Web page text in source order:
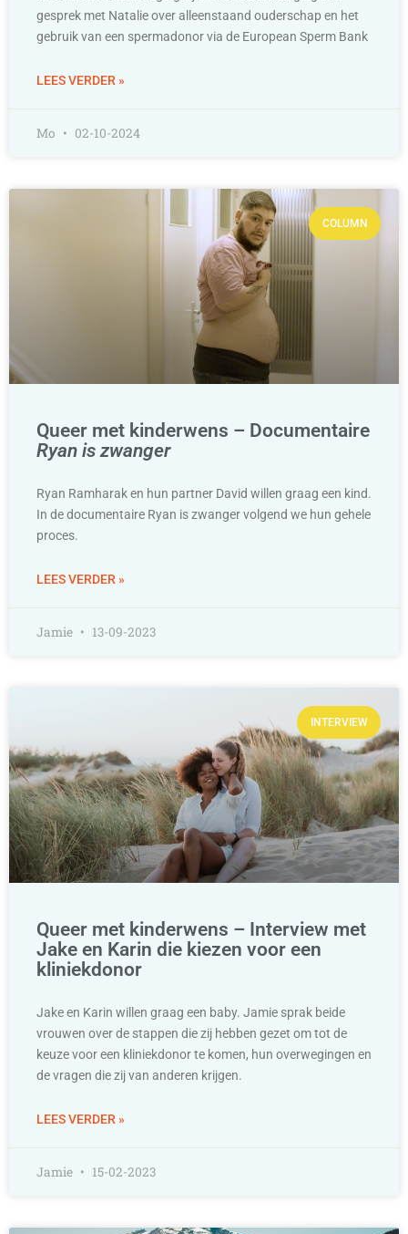
gesprek met Natalie over alleenstaand ouderschap en het
gebruik van een spermadonor via de European Sperm Bank
LEES VERDER »
Mo 02-10-2024
COLUMN
Queer met kinderwens – Documentaire
Ryan is zwanger
Ryan Ramharak en hun partner David willen graag een kind.
In de documentaire Ryan is zwanger volgend we hun gehele
proces.
LEES VERDER »
Jamie 13-09-2023
INTERVIEW
Queer met kinderwens – Interview met
Jake en Karin die kiezen voor een
kliniekdonor
Jake en Karin willen graag een baby. Jamie sprak beide
vrouwen over de stappen die zij hebben gezet om tot de
keuze voor een kliniekdonor te komen, hun overwegingen en
de vragen die zij van anderen krijgen.
LEES VERDER »
Jamie 15-02-2023